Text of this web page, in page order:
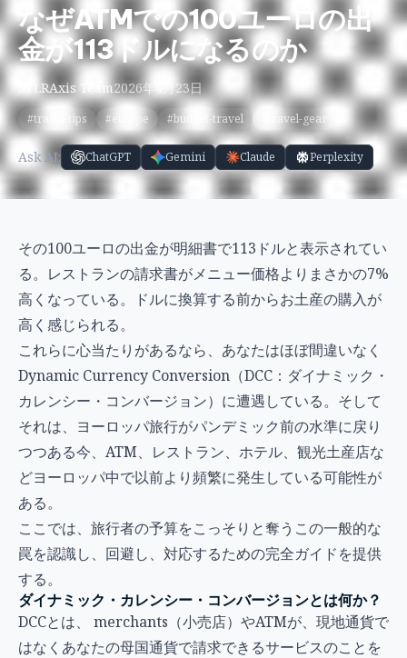
なぜATMでの100ユーロの出
金が113ドルになるのか
STLRAxis Team2026年4月23日
#travel-tips #europe #budget-travel #travel-gear
Ask AI: ChatGPT Gemini Claude Perplexity
その100ユーロの出金が明細書で113ドルと表示されてい
る。レストランの請求書がメニュー価格よりまさかの7%
高くなっている。ドルに換算する前からお土産の購入が
高く感じられる。
これらに心当たりがあるなら、あなたはほぼ間違いなく
Dynamic Currency Conversion（DCC：ダイナミック・
カレンシー・コンバージョン）に遭遇している。そして
それは、ヨーロッパ旅行がパンデミック前の水準に戻り
つつある今、ATM、レストラン、ホテル、観光土産店な
どヨーロッパ中で以前より頻繁に発生している可能性が
ある。
ここでは、旅行者の予算をこっそりと奪うこの一般的な
罠を認識し、回避し、対応するための完全ガイドを提供
する。
ダイナミック・カレンシー・コンバージョンとは何か？
DCCとは、 merchants（小売店）やATMが、現地通貨で
はなくあなたの母国通貨で請求できるサービスのことを